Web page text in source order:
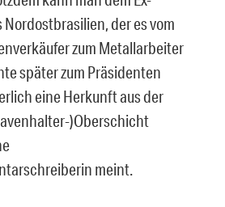
der es vom
zum Metallarbeiter
später zum Präsidenten
eine Herkunft aus der
)Oberschicht
meint.